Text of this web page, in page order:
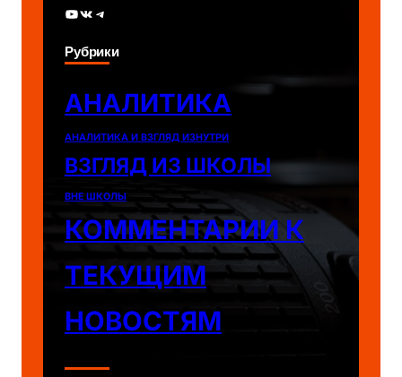
YouTube ВКонтакте Telegram
Рубрики
АНАЛИТИКА
АНАЛИТИКА И ВЗГЛЯД ИЗНУТРИ
ВЗГЛЯД ИЗ ШКОЛЫ
ВНЕ ШКОЛЫ
КОММЕНТАРИИ К
ТЕКУЩИМ
НОВОСТЯМ